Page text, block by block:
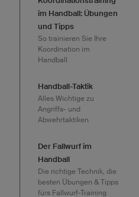
im Handball: Übungen
und Tipps
So trainieren Sie Ihre
Koordination im
Handball
Handball-Taktik
Alles Wichtige zu
Angriffs- und
Abwehrtaktiken
Der Fallwurf im
Handball
Die richtige Technik, die
besten Übungen & Tipps
fürs Fallwurf-Training